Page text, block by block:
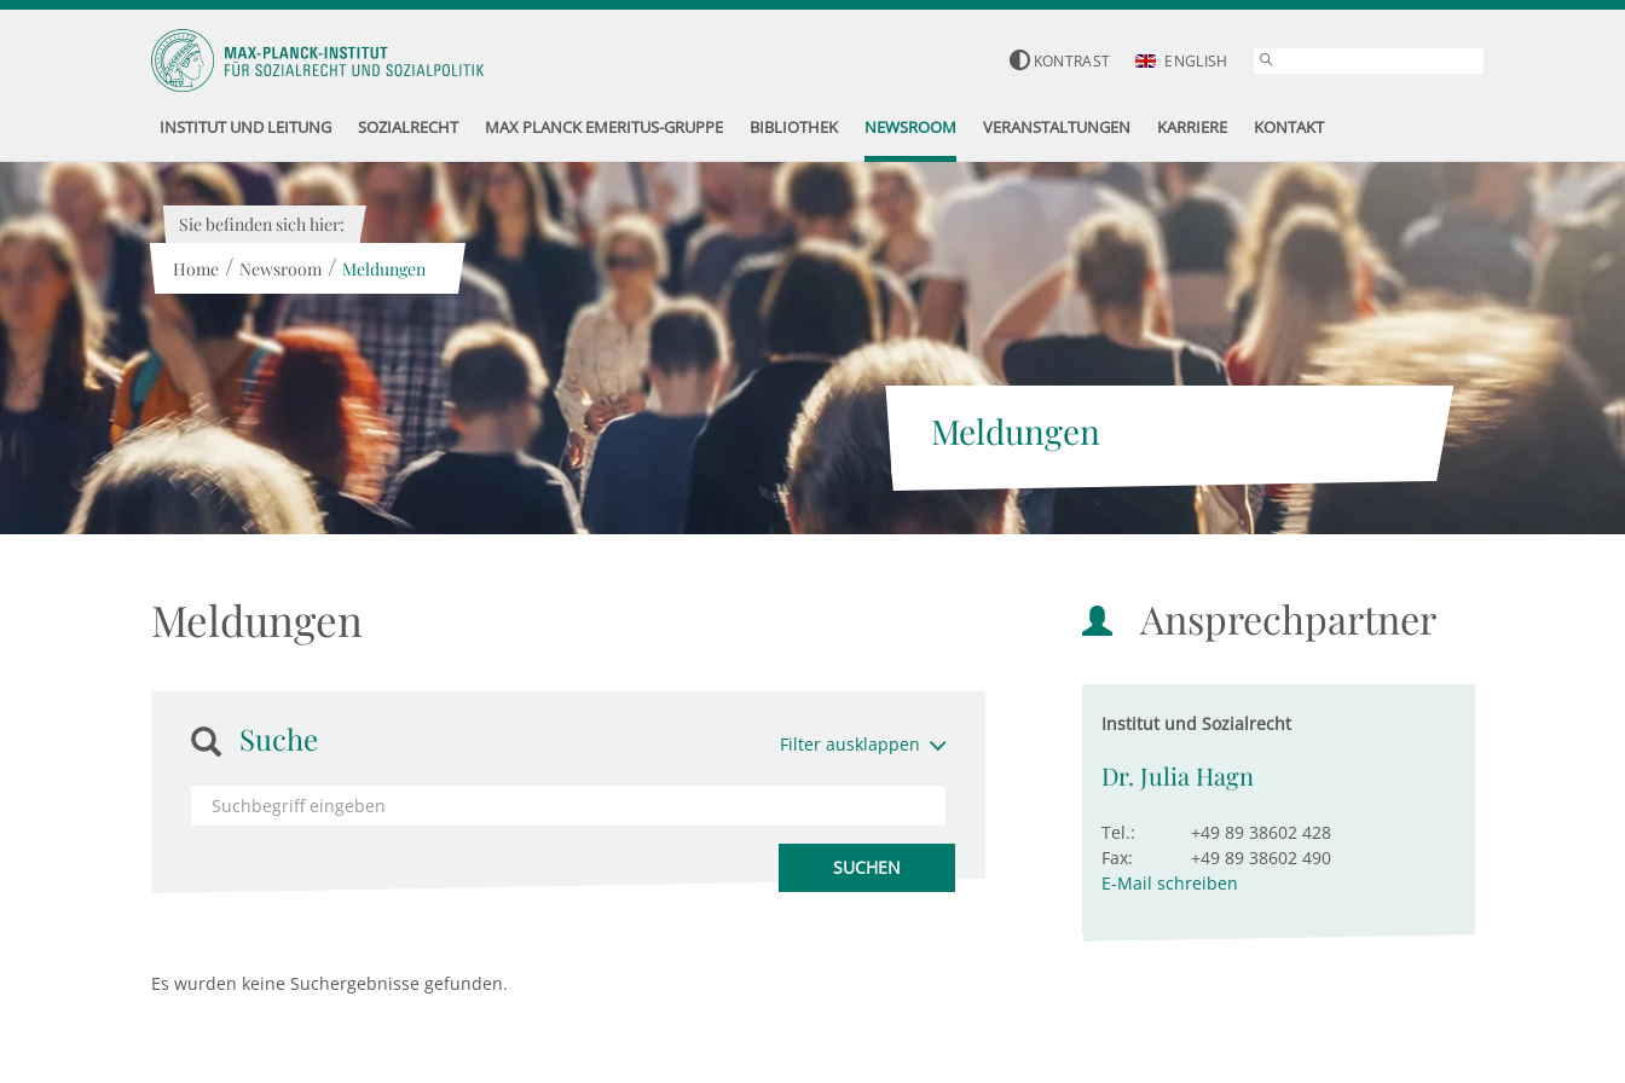
KONTRAST ENGLISH
INSTITUT UND LEITUNG SOZIALRECHT MAX PLANCK EMERITUS-GRUPPE BIBLIOTHEK NEWSROOM VERANSTALTUNGEN KARRIERE KONTAKT
Meldungen
Sie befinden sich hier:
Home / Newsroom / Meldungen
Meldungen
Suche Filter ausklappen
Es wurden keine Suchergebnisse gefunden.
Ansprechpartner
Institut und Sozialrecht
Dr. Julia Hagn
Tel.:
+49 89 38602 428
Fax:
+49 89 38602 490
E-Mail schreiben